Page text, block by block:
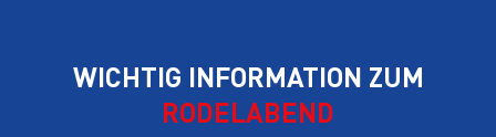
WICHTIG INFORMATION ZUM
RODELABEND